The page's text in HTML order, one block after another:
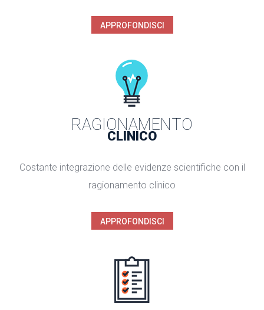
APPROFONDISCI
RAGIONAMENTO
CLINICO
Costante integrazione delle evidenze scientifiche con il
ragionamento clinico
APPROFONDISCI